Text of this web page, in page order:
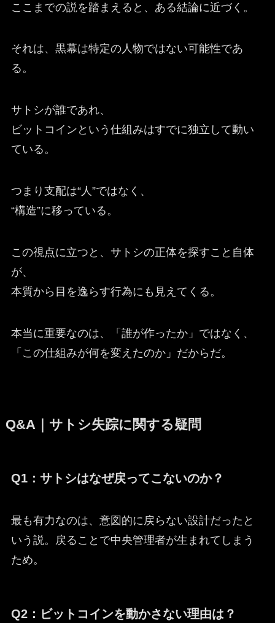
ここまでの説を踏まえると、ある結論に近づく。
それは、黒幕は特定の人物ではない可能性であ
る。
サトシが誰であれ、
ビットコインという仕組みはすでに独立して動い
ている。
つまり支配は“人”ではなく、
“構造”に移っている。
この視点に立つと、サトシの正体を探すこと自体
が、
本質から目を逸らす行為にも見えてくる。
本当に重要なのは、「誰が作ったか」ではなく、
「この仕組みが何を変えたのか」だからだ。
Q&A｜サトシ失踪に関する疑問
Q1：サトシはなぜ戻ってこないのか？
最も有力なのは、意図的に戻らない設計だったと
いう説。戻ることで中央管理者が生まれてしまう
ため。
Q2：ビットコインを動かさない理由は？